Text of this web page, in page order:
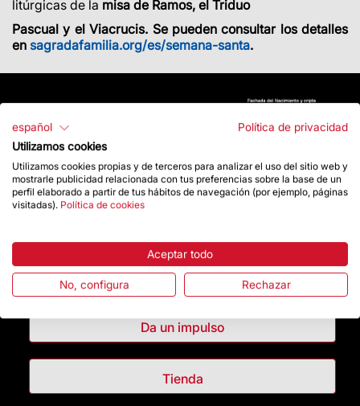
litúrgicas de la misa de Ramos, el Triduo
Pascual y el Viacrucis. Se pueden consultar los detalles
en sagradafamilia.org/es/semana-santa.
Contacto
Da un impulso
Tienda
español
Política de privacidad
Utilizamos cookies
Utilizamos cookies propias y de terceros para analizar el uso del sitio web y
mostrarle publicidad relacionada con tus preferencias sobre la base de un
perfil elaborado a partir de tus hábitos de navegación (por ejemplo, páginas
visitadas). Política de cookies
Aceptar todo
No, configura Rechazar